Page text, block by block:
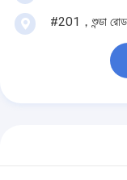
#201，শুন্ডা